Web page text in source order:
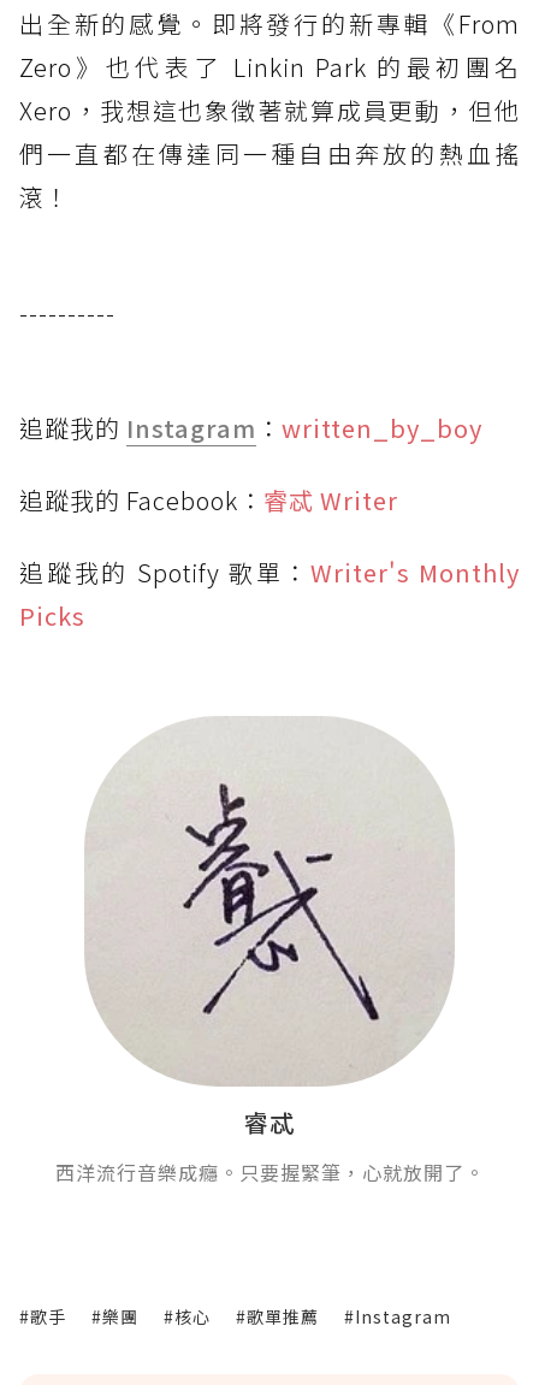
出全新的感覺。即將發行的新專輯《From
Zero》也代表了 Linkin Park 的最初團名
Xero，我想這也象徵著就算成員更動，但他
們一直都在傳達同一種自由奔放的熱血搖
滾！
----------
追蹤我的 Instagram ： written_by_boy
追蹤我的 Facebook： 睿忒 Writer
追蹤我的 Spotify 歌單：Writer's Monthly
Picks
睿忒
西洋流行音樂成癮。只要握緊筆，心就放開了。
#歌手 #樂團 #核心 #歌單推薦 #Instagram